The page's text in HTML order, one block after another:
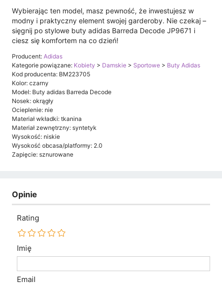
Wybierając ten model, masz pewność, że inwestujesz w
modny i praktyczny element swojej garderoby. Nie czekaj –
sięgnij po stylowe buty adidas Barreda Decode JP9671 i
ciesz się komfortem na co dzień!
Producent: Adidas
Kategorie powiązane: Kobiety > Damskie > Sportowe > Buty Adidas
Kod producenta: BM223705
Kolor: czarny
Model: Buty adidas Barreda Decode
Nosek: okrągły
Ocieplenie: nie
Materiał wkładki: tkanina
Materiał zewnętrzny: syntetyk
Wysokość: niskie
Wysokość obcasa/platformy: 2.0
Zapięcie: sznurowane
Opinie
Rating
Imię
Email